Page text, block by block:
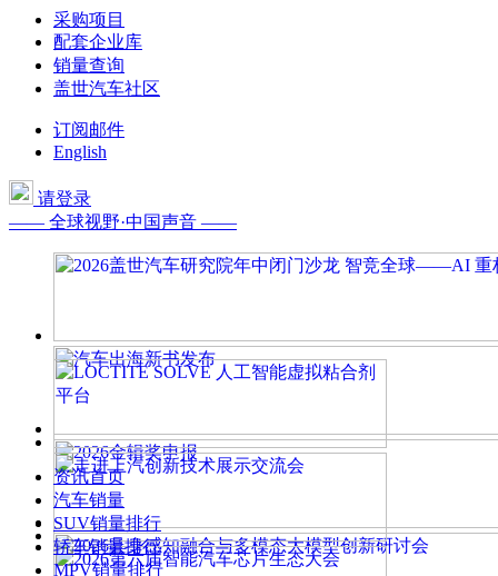
采购项目
配套企业库
销量查询
盖世汽车社区
订阅邮件
English
请登录
—— 全球视野·中国声音 ——
资讯首页
汽车销量
SUV销量排行
轿车销量排行
MPV销量排行